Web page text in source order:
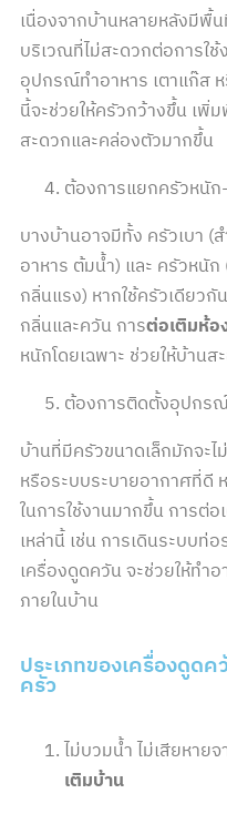
เนื่องจากบ้านหลายหลังมีพื้
บริเวณที่ไม่สะดวกต่อการใ
อุปกรณ์ทำอาหาร เตาแก๊ส
นี้จะช่วยให้ครัวกว้างขึ้น เพิ่
สะดวกและคล่องตัวมากขึ้น
ต้องการแยกครัวหนัก
บางบ้านอาจมีทั้ง ครัวเบา (
อาหาร ต้มน้ำ) และ ครัวหนั
กลิ่นแรง) หากใช้ครัวเดียว
กลิ่นและควัน การต่อเติมห้อ
หนักโดยเฉพาะ ช่วยให้บ้าน
ต้องการติดตั้งอุปกร
บ้านที่มีครัวขนาดเล็กมักจะ
หรือระบบระบายอากาศที่ดี
ในการใช้งานมากขึ้น การ
เหล่านี้ เช่น การเดินระบบ
เครื่องดูดควัน จะช่วยให้ทำ
ภายในบ้าน
ประเภทของเครื่องดูด
ครัว
ไม่บวมน้ำ ไม่เสียหาย
เติมบ้าน